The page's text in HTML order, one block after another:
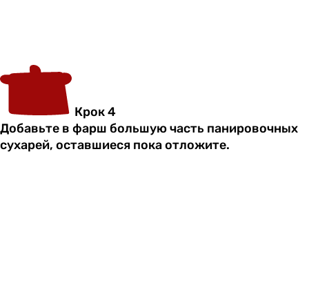
Крок 4
Добавьте в фарш большую часть панировочных
сухарей, оставшиеся пока отложите.